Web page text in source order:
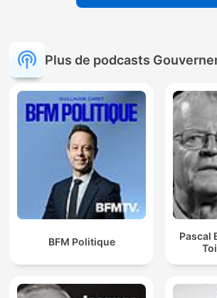
Plus de podcasts
BFM Politique
Pascal